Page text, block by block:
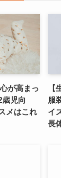
が高まっ
児向
メはこれ
服
イ
長